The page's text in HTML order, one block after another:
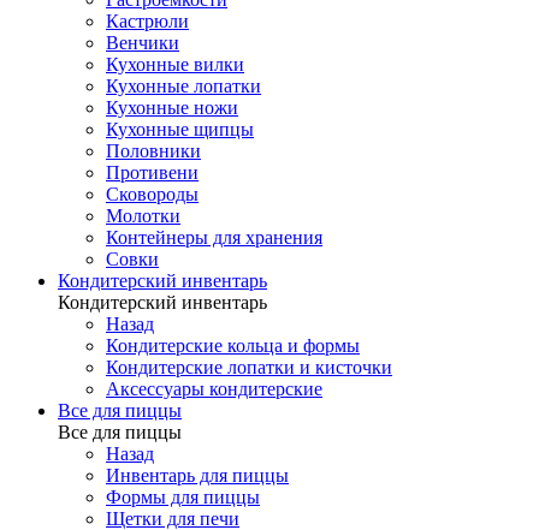
Кастрюли
Венчики
Кухонные вилки
Кухонные лопатки
Кухонные ножи
Кухонные щипцы
Половники
Противени
Сковороды
Молотки
Контейнеры для хранения
Совки
Кондитерский инвентарь
Кондитерский инвентарь
Назад
Кондитерские кольца и формы
Кондитерские лопатки и кисточки
Аксессуары кондитерские
Все для пиццы
Все для пиццы
Назад
Инвентарь для пиццы
Формы для пиццы
Щетки для печи